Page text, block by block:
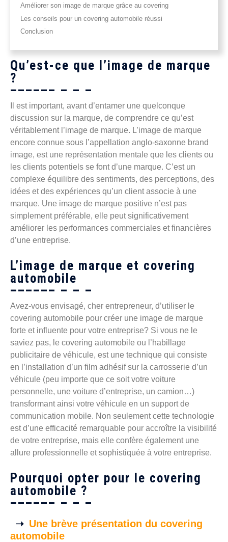
Améliorer son image de marque grâce au covering
Les conseils pour un covering automobile réussi
Conclusion
Qu’est-ce que l’image de marque
?
Il est important, avant d’entamer une quelconque
discussion sur la marque, de comprendre ce qu’est
véritablement l’image de marque. L’image de marque
encore connue sous l’appellation anglo-saxonne brand
image, est une représentation mentale que les clients ou
les clients potentiels se font d’une marque. C’est un
complexe équilibre des sentiments, des perceptions, des
idées et des expériences qu’un client associe à une
marque. Une image de marque positive n’est pas
simplement préférable, elle peut significativement
améliorer les performances commerciales et financières
d’une entreprise.
L’image de marque et covering
automobile
Avez-vous envisagé, cher entrepreneur, d’utiliser le
covering automobile pour créer une image de marque
forte et influente pour votre entreprise? Si vous ne le
saviez pas, le covering automobile ou l’habillage
publicitaire de véhicule, est une technique qui consiste
en l’installation d’un film adhésif sur la carrosserie d’un
véhicule (peu importe que ce soit votre voiture
personnelle, une voiture d’entreprise, un camion…)
transformant ainsi votre véhicule en un support de
communication mobile. Non seulement cette technologie
est d’une efficacité remarquable pour accroître la visibilité
de votre entreprise, mais elle confère également une
allure professionnelle et sophistiquée à votre entreprise.
Pourquoi opter pour le covering
automobile ?
Une brève présentation du covering
automobile